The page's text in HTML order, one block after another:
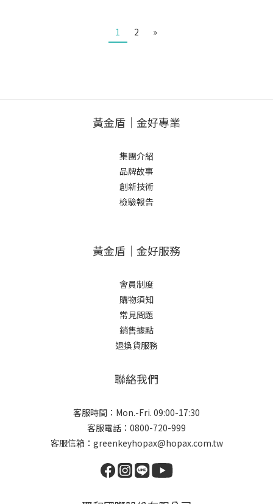
1 2 »
黃金盾｜金好專業
集團介紹
品牌故事
創新技術
檢驗報告
黃金盾｜金好服務
會員制度
購物須知
常見問題
銷售據點
退換貨服務
聯絡我們
客服時間：Mon.-Fri. 09:00-17:30
客服電話：0800-720-999
客服信箱：greenkeyhopax@hopax.com.tw